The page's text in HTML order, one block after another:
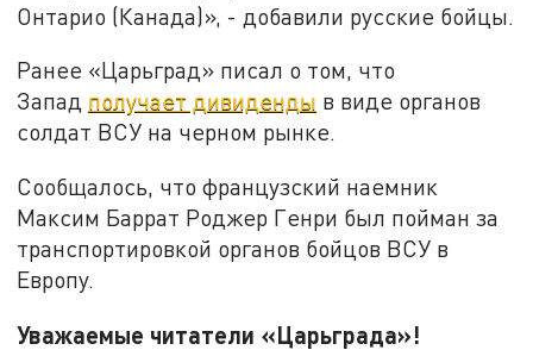
Онтарио (Канада)», - добавили русские бойцы.
Ранее «Царьград» писал о том, что
Запад получает дивиденды в виде органов
солдат ВСУ на черном рынке.
Сообщалось, что французский наемник
Максим Баррат Роджер Генри был пойман за
транспортировкой органов бойцов ВСУ в
Европу.
Уважаемые читатели «Царьграда»!